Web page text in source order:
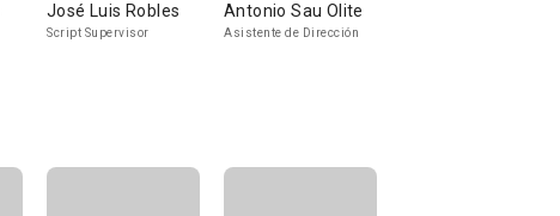
José Luis Robles
Script Supervisor
Antonio Sau Olite
Asistente de Dirección